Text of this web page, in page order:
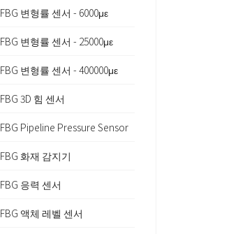
FBG 변형률 센서 - 6000με
FBG 변형률 센서 - 25000με
FBG 변형률 센서 - 400000με
FBG 3D 힘 센서
FBG Pipeline Pressure Sensor
FBG 화재 감지기
FBG 응력 센서
FBG 액체 레벨 센서